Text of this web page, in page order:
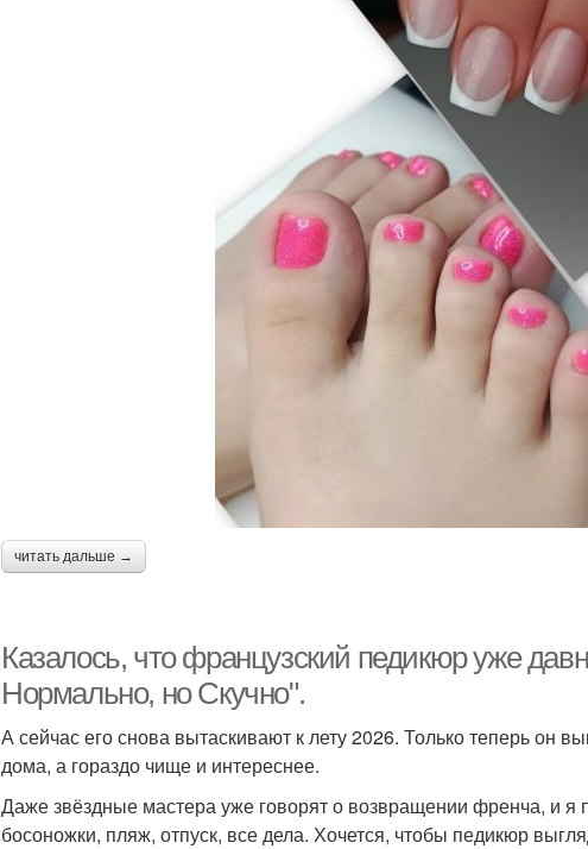
читать дальше →
Казалось, что французский педикюр уже
Нормально, но Скучно".
А сейчас его снова вытаскивают к лету 2026. Только теперь он
дома, а гораздо чище и интереснее.
Даже звёздные мастера уже говорят о возвращении френча, и
босоножки, пляж, отпуск, все дела. Хочется, чтобы педикюр